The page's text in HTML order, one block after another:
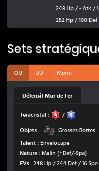
248 Hp / - Atk /
252 Hp / 100 Def
Sets
OU UU Mono
Défensif Mur de Fer
Teracristal : Feu
/
Objets :
Grosses Bottes
Grosses Bottes
Talent : Envelocape
Nature : Malin (+Def/-Spa)
EVs : 248 Hp / 244 Def / 16 Spe